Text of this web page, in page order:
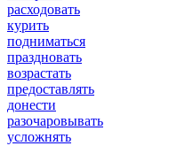
расходовать
курить
подниматься
праздновать
возрастать
предоставлять
донести
разочаровывать
усложнять